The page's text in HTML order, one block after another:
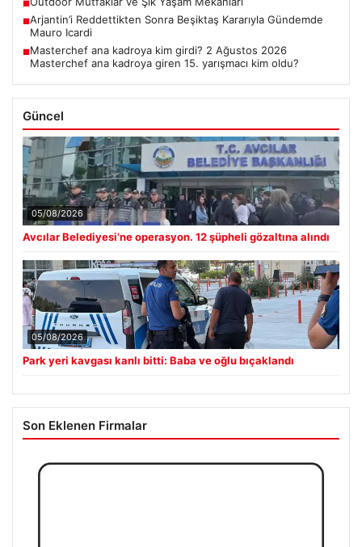
■
■Arjantin’i Reddettikten Sonra Beşiktaş Kararıyla Gündemde
Mauro Icardi
■Masterchef ana kadroya kim girdi? 2 Ağustos 2026
Masterchef ana kadroya giren 15. yarışmacı kim oldu?
Güncel
05/08/2026
Avcılar Belediyesi’ne operasyon. 12 şüpheli gözaltına alındı
05/08/2026
Park yeri kavgası kanlı bitti: Baba ve oğlu bıçaklandı
Son Eklenen Firmalar